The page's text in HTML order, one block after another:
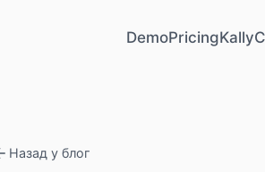
DemoPricing
Назад у блог